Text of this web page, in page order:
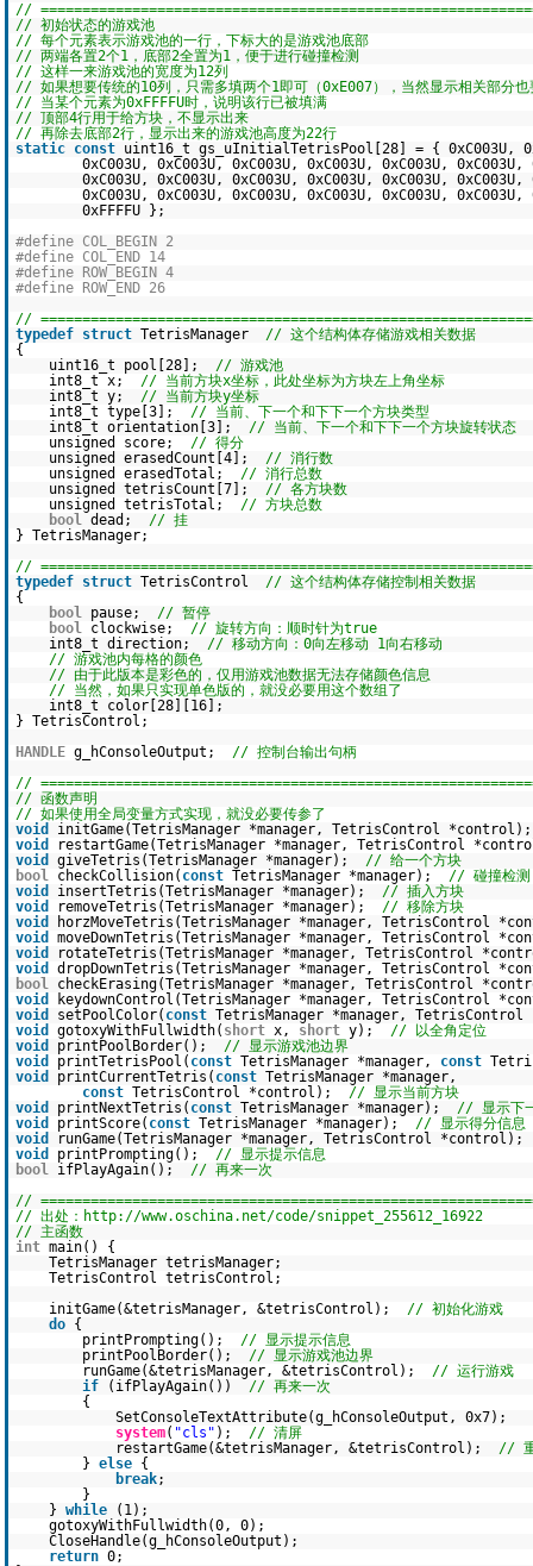
//
// 初始状态的游戏池
// 每个元素表示游戏池的一行，下标大的是游戏池底部
// 两端各置2个1，底部2全置为1，便于进行碰撞检测
// 这样一来游戏池的宽度为12列
// 如果想要传统的10列，只需多填两个1即可（0xE007），当然显示相关部分也
// 当某个元素为0xFFFFU时，说明该行已被填满
// 顶部4行用于给方块，不显示出来
// 再除去底部2行，显示出来的游戏池高度为22行
static const uint16_t gs_uInitialTetrisPool[28] = { 0xC003U,
0xC003U, 0xC003U, 0xC003U, 0xC003U, 0xC003U, 0xC003U,
0xC003U, 0xC003U, 0xC003U, 0xC003U, 0xC003U, 0xC003U,
0xC003U, 0xC003U, 0xC003U, 0xC003U, 0xC003U, 0xC003U,
0xFFFFU };
#define COL_BEGIN 2
#define COL_END 14
#define ROW_BEGIN 4
#define ROW_END 26
//
typedef struct TetrisManager // 这个结构体存储游戏相关数据
{
uint16_t pool[28]; // 游戏池
int8_t x; // 当前方块x坐标，此处坐标为方块左上角坐标
int8_t y; // 当前方块y坐标
int8_t type[3]; // 当前、下一个和下下一个方块类型
int8_t orientation[3]; // 当前、下一个和下下一个方块旋转状态
unsigned score; // 得分
unsigned erasedCount[4]; // 消行数
unsigned erasedTotal; // 消行总数
unsigned tetrisCount[7]; // 各方块数
unsigned tetrisTotal; // 方块总数
bool dead; // 挂
} TetrisManager;
//
typedef struct TetrisControl // 这个结构体存储控制相关数据
{
bool pause; // 暂停
bool clockwise; // 旋转方向：顺时针为true
int8_t direction; // 移动方向：0向左移动 1向右移动
// 游戏池内每格的颜色
// 由于此版本是彩色的，仅用游戏池数据无法存储颜色信息
// 当然，如果只实现单色版的，就没必要用这个数组了
int8_t color[28][16];
} TetrisControl;
HANDLE g_hConsoleOutput; // 控制台输出句柄
//
// 函数声明
// 如果使用全局变量方式实现，就没必要传参了
void
initGame(TetrisManager *manager, TetrisControl
void
restartGame(TetrisManager *manager, TetrisControl
void
giveTetris(TetrisManager *manager); // 给一个方块
bool checkCollision( const TetrisManager *manager); // 碰撞检测
void
insertTetris(TetrisManager *manager); // 插入方块
void
removeTetris(TetrisManager *manager); // 移除方块
void
horzMoveTetris(TetrisManager *manager, TetrisControl
void
moveDownTetris(TetrisManager *manager, TetrisControl
void
rotateTetris(TetrisManager *manager, TetrisControl
void
dropDownTetris(TetrisManager *manager, TetrisControl
bool checkErasing(TetrisManager *manager, TetrisControl
void
keydownControl(TetrisManager *manager, TetrisControl
void
setPoolColor( const TetrisManager *manager,
void
gotoxyWithFullwidth( short x, short y); // 以全角定位
void
printPoolBorder(); // 显示游戏池边界
void
printTetrisPool( const TetrisManager *manager, const
void
printCurrentTetris( const TetrisManager *manager,
const TetrisControl *control); // 显示当前方块
void
printNextTetris( const TetrisManager *manager); // 显示下
void
printScore( const TetrisManager *manager); // 显示得分信息
void
runGame(TetrisManager *manager, TetrisControl
void
printPrompting(); // 显示提示信息
bool ifPlayAgain(); // 再来一次
//
// 出处：http://www.oschina.net/code/snippet_255612_16922
// 主函数
int main() {
TetrisManager tetrisManager;
TetrisControl tetrisControl;
initGame(&tetrisManager, &tetrisControl); // 初始化游戏
do {
printPrompting(); // 显示提示信息
printPoolBorder(); // 显示游戏池边界
runGame(&tetrisManager, &tetrisControl); // 运行游戏
if
(ifPlayAgain()) // 再来一次
{
SetConsoleTextAttribute(g_hConsoleOutput, 0x7);
system( "cls" ); // 清屏
restartGame(&tetrisManager, &tetrisControl); // 重
} else {
break;
}
} while
(1);
gotoxyWithFullwidth(0, 0);
CloseHandle(g_hConsoleOutput);
return 0;